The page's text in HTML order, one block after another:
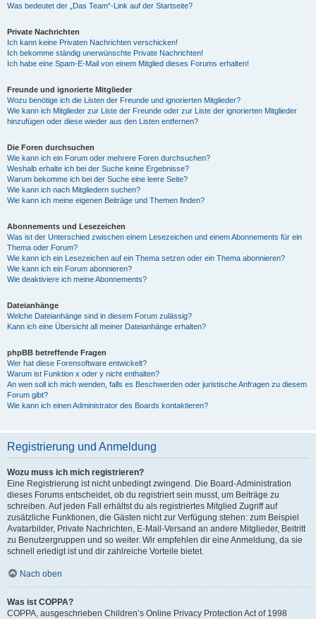
Was bedeutet der „Das Team“-Link auf der Startseite?
Private Nachrichten
Ich kann keine Privaten Nachrichten verschicken!
Ich bekomme ständig unerwünschte Private Nachrichten!
Ich habe eine Spam-E-Mail von einem Mitglied dieses Forums erhalten!
Freunde und ignorierte Mitglieder
Wozu benötige ich die Listen der Freunde und ignorierten Mitglieder?
Wie kann ich Mitglieder zur Liste der Freunde oder zur Liste der ignorierten Mitglieder
hinzufügen oder diese wieder aus den Listen entfernen?
Die Foren durchsuchen
Wie kann ich ein Forum oder mehrere Foren durchsuchen?
Weshalb erhalte ich bei der Suche keine Ergebnisse?
Warum bekomme ich bei der Suche eine leere Seite?
Wie kann ich nach Mitgliedern suchen?
Wie kann ich meine eigenen Beiträge und Themen finden?
Abonnements und Lesezeichen
Was ist der Unterschied zwischen einem Lesezeichen und einem Abonnements für ein
Thema oder Forum?
Wie kann ich ein Lesezeichen auf ein Thema setzen oder ein Thema abonnieren?
Wie kann ich ein Forum abonnieren?
Wie deaktiviere ich meine Abonnements?
Dateianhänge
Welche Dateianhänge sind in diesem Forum zulässig?
Kann ich eine Übersicht all meiner Dateianhänge erhalten?
phpBB betreffende Fragen
Wer hat diese Forensoftware entwickelt?
Warum ist Funktion x oder y nicht enthalten?
An wen soll ich mich wenden, falls es Beschwerden oder juristische Anfragen zu diesem
Forum gibt?
Wie kann ich einen Administrator des Boards kontaktieren?
Registrierung und Anmeldung
Wozu muss ich mich registrieren?
Eine Registrierung ist nicht unbedingt zwingend. Die Board-Administration
dieses Forums entscheidet, ob du registriert sein musst, um Beiträge zu
schreiben. Auf jeden Fall erhältst du als registriertes Mitglied Zugriff auf
zusätzliche Funktionen, die Gästen nicht zur Verfügung stehen: zum Beispiel
Avatarbilder, Private Nachrichten, E-Mail-Versand an andere Mitglieder, Beitritt
zu Benutzergruppen und so weiter. Wir empfehlen dir eine Anmeldung, da sie
schnell erledigt ist und dir zahlreiche Vorteile bietet.
Nach oben
Was ist COPPA?
COPPA, ausgeschrieben Children’s Online Privacy Protection Act of 1998